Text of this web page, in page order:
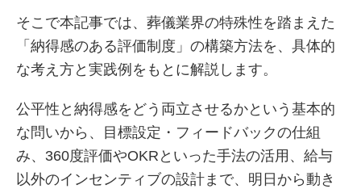
そこで本記事では、葬儀業界の特殊性を踏まえた
「納得感のある評価制度」の構築方法を、具体的
な考え方と実践例をもとに解説します。
公平性と納得感をどう両立させるかという基本的
な問いから、目標設定・フィードバックの仕組
み、360度評価やOKRといった手法の活用、給与
以外のインセンティブの設計まで、明日から動き